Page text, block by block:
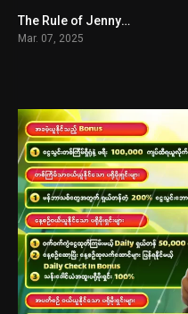
6.2The Rule of Jenny Pen
Mar. 07, 2025